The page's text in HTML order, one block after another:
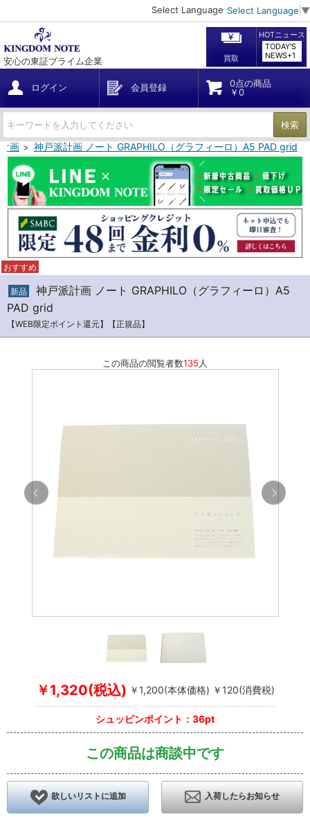
Select Language Select Language ▼
安心の東証プライム企業 買取
HOTニュース
TODAY'S
NEWS+1
ログイン 会員登録
0点の商品
￥0
検索
画 神戸派計画 ノート GRAPHILO（グラフィーロ）A5 PAD grid
おすすめ
新品
神戸派計画 ノート GRAPHILO（グラフィーロ）A5
PAD grid
【WEB限定ポイント還元】【正規品】
この商品の閲覧者数135 人
￥1,320(税込) ￥1,200(本体価格) ￥120(消費税)
シュッピンポイント：36pt
この商品は商談中です
欲しいリストに追加 入荷したらお知らせ